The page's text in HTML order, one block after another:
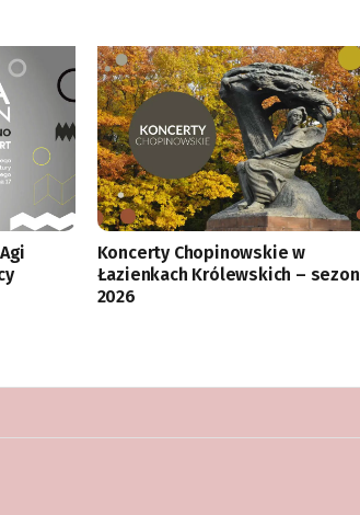
Koncerty Chopinowskie w
Łazienkach Królewskich – sezon
2026